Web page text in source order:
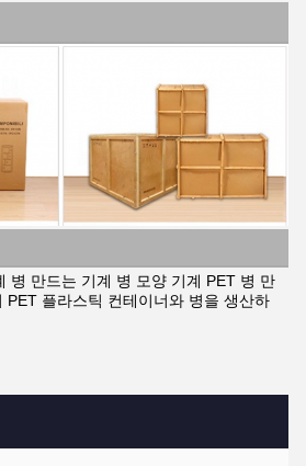
병 만드는 기계 병 모양 기계 PET 병 만
PET 플라스틱 컨테이너와 병을 생산하